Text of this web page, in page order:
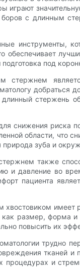
играют
с длинным
инструменты,
под
стержнем
стержень
снижения риска
области, что
зуба и
также
и давление во
пациента
как размер,
повысить их
трудно
тканей
и